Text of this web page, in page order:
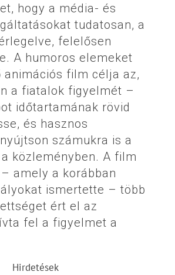
hogy a média- és
tudatosan, a
felelősen
A humoros elemeket
animációs film célja az,
a fiatalok figyelmét –
időtartamának rövid
és hasznos
számukra is a
közleményben. A film
amely a korábban
ismertette – több
ért el az
fel a figyelmet a
Hirdetések